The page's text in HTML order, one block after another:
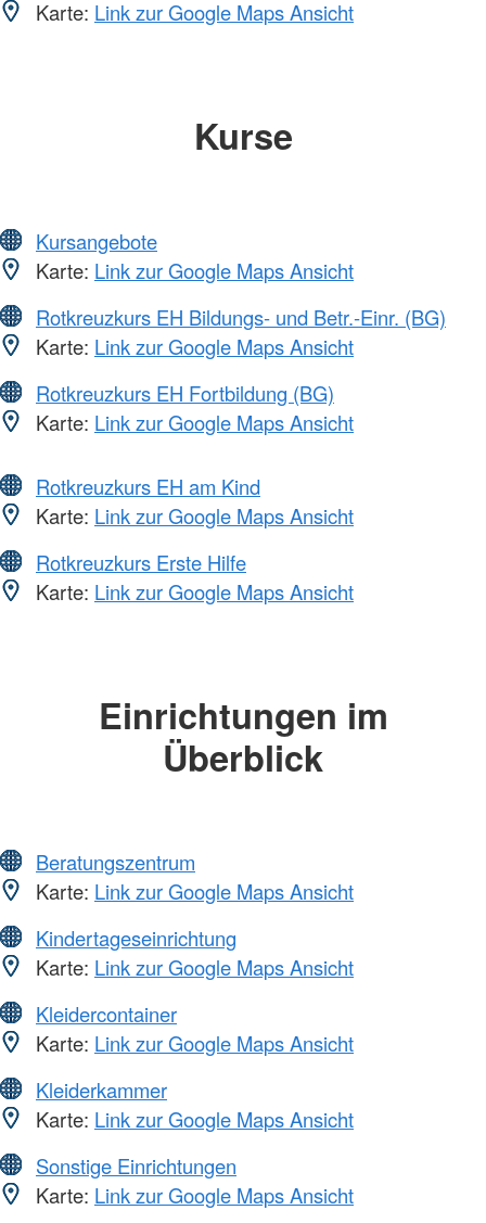
Karte: Link zur Google Maps Ansicht
Kurse
Kursangebote
Karte: Link zur Google Maps Ansicht
Rotkreuzkurs EH Bildungs- und Betr.-Einr. (BG)
Karte: Link zur Google Maps Ansicht
Rotkreuzkurs EH Fortbildung (BG)
Karte: Link zur Google Maps Ansicht
Rotkreuzkurs EH am Kind
Karte: Link zur Google Maps Ansicht
Rotkreuzkurs Erste Hilfe
Karte: Link zur Google Maps Ansicht
Einrichtungen im
Überblick
Beratungszentrum
Karte: Link zur Google Maps Ansicht
Kindertageseinrichtung
Karte: Link zur Google Maps Ansicht
Kleidercontainer
Karte: Link zur Google Maps Ansicht
Kleiderkammer
Karte: Link zur Google Maps Ansicht
Sonstige Einrichtungen
Karte: Link zur Google Maps Ansicht